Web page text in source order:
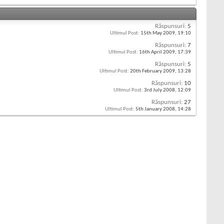
Răspunsuri: 5
Ultimul Post: 15th May 2009, 19:10
Răspunsuri: 7
Ultimul Post: 16th April 2009, 17:39
Răspunsuri: 5
Ultimul Post: 20th February 2009, 13:28
Răspunsuri: 10
Ultimul Post: 3rd July 2008, 12:09
Răspunsuri: 27
Ultimul Post: 5th January 2008, 14:28